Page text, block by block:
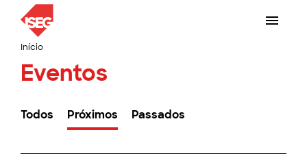
Início
Eventos
Todos Próximos Passados